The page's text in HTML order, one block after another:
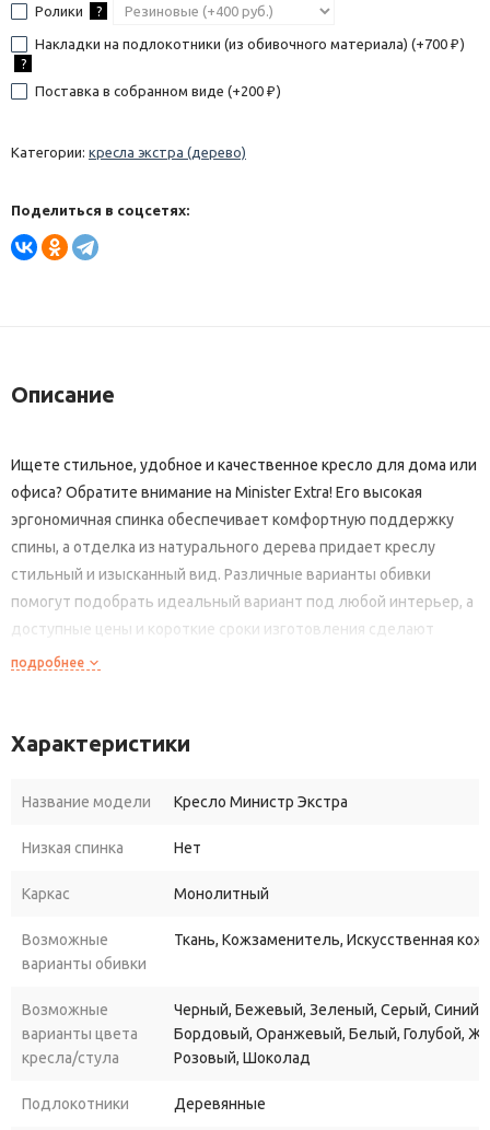
Ролики ?
Накладки на подлокотники (из обивочного материала) (+700 ₽ )
?
Поставка в собранном виде (+200 ₽ )
Категории: кресла экстра (дерево)
Поделиться в соцсетях:
Описание
Ищете стильное, удобное и качественное кресло для дома или
офиса? Обратите внимание на Minister Extra! Его высокая
эргономичная спинка обеспечивает комфортную поддержку
спины, а отделка из натурального дерева придает креслу
стильный и изысканный вид. Различные варианты обивки
помогут подобрать идеальный вариант под любой интерьер, а
доступные цены и короткие сроки изготовления сделают
покупку еще приятнее. Но самое главное - Minister Extra
и напряжения. Не упустите свой шанс обновить свое рабочее
подробнее
Характеристики
Название модели Кресло Министр Экстра
Низкая спинка Нет
Каркас Монолитный
Возможные
варианты обивки
Ткань, Кожзаменитель, Искусственная
Возможные
варианты цвета
кресла/стула
Черный, Бежевый, Зеленый, Серый, Синий,
Бордовый, Оранжевый, Белый, Голубой,
Розовый, Шоколад
Подлокотники Деревянные